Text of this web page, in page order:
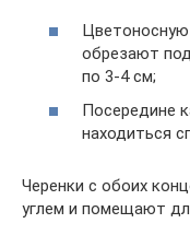
Цветоносную
обрезают
по 3-4 см;
Посередине
находиться
Черенки с обоих
углем и помещают